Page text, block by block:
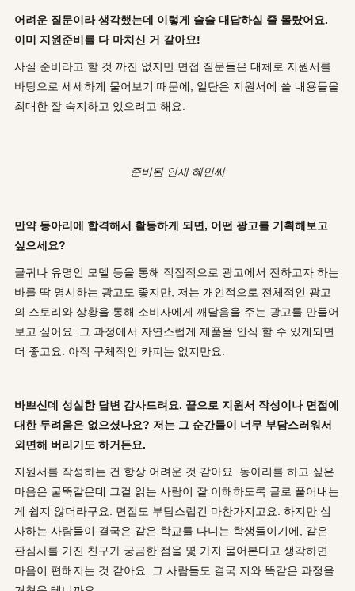
어려운 질문이라 생각했는데 이렇게 술술 대답하실 줄 몰랐어요.
이미 지원준비를 다 마치신 거 같아요!
사실 준비라고 할 것 까진 없지만 면접 질문들은 대체로 지원서를
바탕으로 세세하게 물어보기 때문에, 일단은 지원서에 쓸 내용들을
최대한 잘 숙지하고 있으려고 해요.
준비된 인재 혜민씨
만약 동아리에 합격해서 활동하게 되면, 어떤 광고를 기획해보고
싶으세요?
글귀나 유명인 모델 등을 통해 직접적으로 광고에서 전하고자 하는
바를 딱 명시하는 광고도 좋지만, 저는 개인적으로 전체적인 광고
의 스토리와 상황을 통해 소비자에게 깨달음을 주는 광고를 만들어
보고 싶어요. 그 과정에서 자연스럽게 제품을 인식 할 수 있게되면
더 좋고요. 아직 구체적인 카피는 없지만요.
바쁘신데 성실한 답변 감사드려요. 끝으로 지원서 작성이나 면접에
대한 두려움은 없으셨나요? 저는 그 순간들이 너무 부담스러워서
외면해 버리기도 하거든요.
지원서를 작성하는 건 항상 어려운 것 같아요. 동아리를 하고 싶은
마음은 굴뚝같은데 그걸 읽는 사람이 잘 이해하도록 글로 풀어내는
게 쉽지 않더라구요. 면접도 부담스럽긴 마찬가지고요. 하지만 심
사하는 사람들이 결국은 같은 학교를 다니는 학생들이기에, 같은
관심사를 가진 친구가 궁금한 점을 몇 가지 물어본다고 생각하면
마음이 편해지는 것 같아요. 그 사람들도 결국 저와 똑같은 과정을